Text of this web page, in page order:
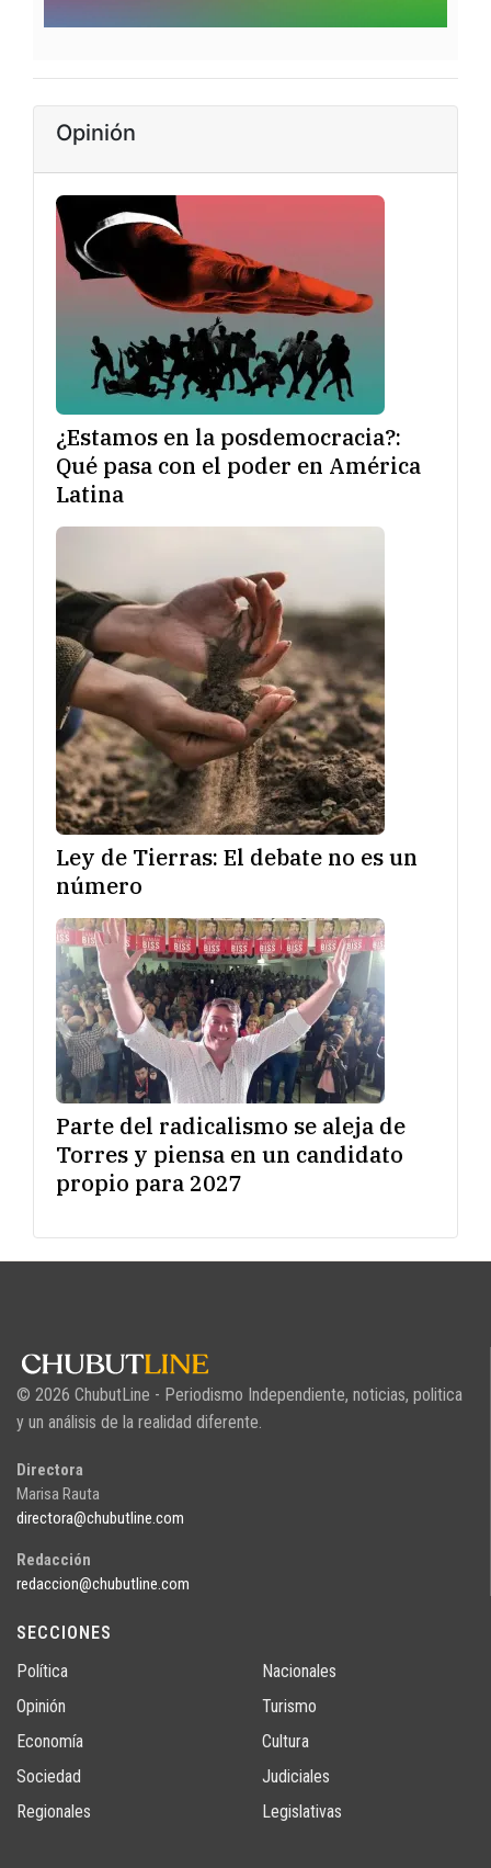
Opinión
¿Estamos en la posdemocracia?:
Qué pasa con el poder en América
Latina
Ley de Tierras: El debate no es un
número
Parte del radicalismo se aleja de
Torres y piensa en un candidato
propio para 2027
© 2026 ChubutLine - Periodismo Independiente, noticias, politica
y un análisis de la realidad diferente.
Directora
Marisa Rauta
directora@chubutline.com
Redacción
redaccion@chubutline.com
SECCIONES
Política
Opinión
Economía
Sociedad
Regionales
Nacionales
Turismo
Cultura
Judiciales
Legislativas